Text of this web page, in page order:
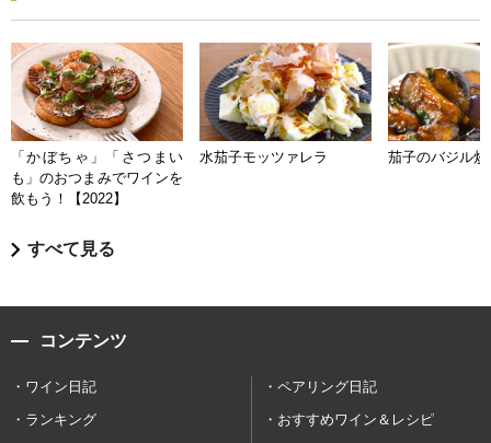
「かぼちゃ」「さつまい
も」のおつまみでワインを
飲もう！【2022】
水茄子モッツァレラ 茄子のバジル炒
すべて見る
コンテンツ
ワイン日記
ペアリング日記
ランキング
おすすめワイン＆レシピ